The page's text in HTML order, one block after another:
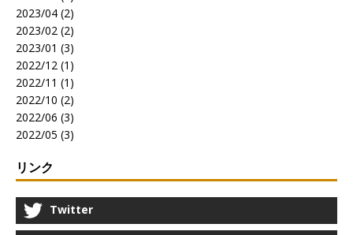
2023/04 (2)
2023/02 (2)
2023/01 (3)
2022/12 (1)
2022/11 (1)
2022/10 (2)
2022/06 (3)
2022/05 (3)
リンク
Twitter